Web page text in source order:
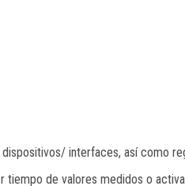
interfaces, así como
tiempo de valores medidos o